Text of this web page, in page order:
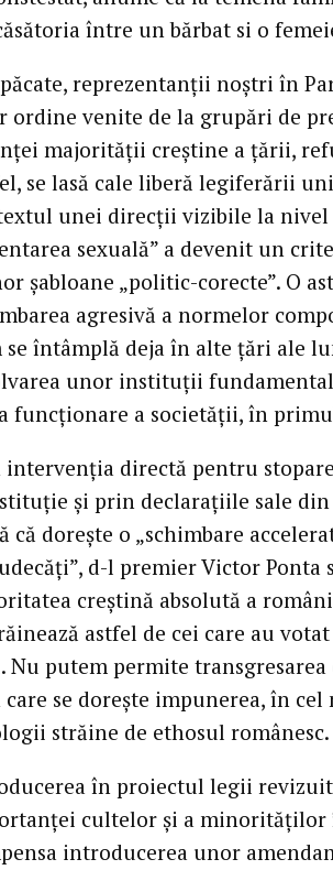
între un bărbat si o
reprezentanţii noştri în
ordine venite de la grupări de
majorităţii creştine a ţării,
se lasă cale liberă legiferării
unei direcţii vizibile la
sexuală” a devenit un
şabloane „politic-corecte”. O
agresivă a normelor
se întâmplă deja în alte ţări ale
unor instituţii
funcţionare a societăţii, în
intervenţia directă pentru
şi prin declaraţiile sale
că doreşte o „schimbare
d-l premier Victor Ponta
creştină absolută a
astfel de cei care au
Nu putem permite
se doreşte impunerea, în
străine de ethosul românesc.
în proiectul legii
cultelor şi a
introducerea unor